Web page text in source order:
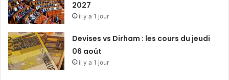
2027
il y a 1 jour
Devises vs Dirham : les cours du jeudi
06 août
il y a 1 jour